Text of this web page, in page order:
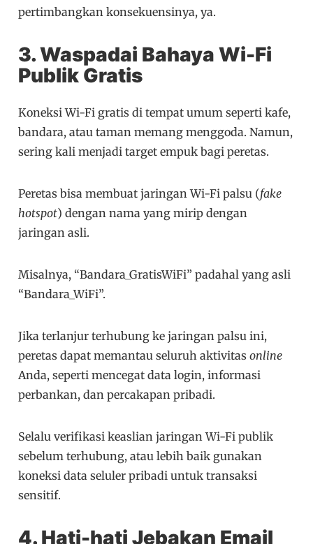
pertimbangkan konsekuensinya, ya.
3. Waspadai Bahaya Wi-Fi
Publik Gratis
Koneksi Wi-Fi gratis di tempat umum seperti kafe,
bandara, atau taman memang menggoda. Namun,
sering kali menjadi target empuk bagi peretas.
Peretas bisa membuat jaringan Wi-Fi palsu (fake
hotspot) dengan nama yang mirip dengan
jaringan asli.
Misalnya, “Bandara_GratisWiFi” padahal yang asli
“Bandara_WiFi”.
Jika terlanjur terhubung ke jaringan palsu ini,
peretas dapat memantau seluruh aktivitasonline
Anda, seperti mencegat data login, informasi
perbankan, dan percakapan pribadi.
Selalu verifikasi keaslian jaringan Wi-Fi publik
sebelum terhubung, atau lebih baik gunakan
koneksi data seluler pribadi untuk transaksi
sensitif.
4. Hati-hati Jebakan Email